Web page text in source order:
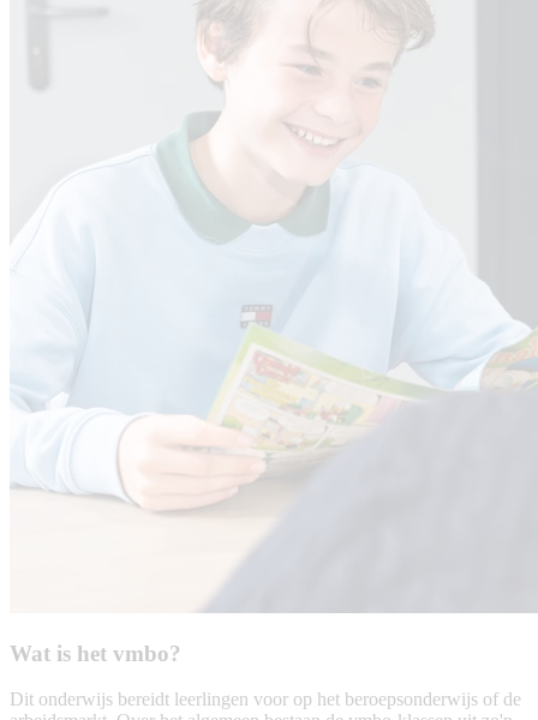
Wat is het vmbo?
Dit onderwijs bereidt leerlingen voor op het beroepsonderwijs of de